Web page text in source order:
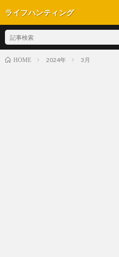
ライフハンティング
HOME 2024年 3月